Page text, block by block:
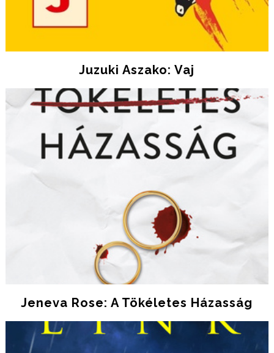
Juzuki Aszako: Vaj
Jeneva Rose: A Tökéletes Házasság